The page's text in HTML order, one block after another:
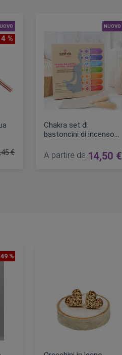
%
€
NUOVO
Chakra set di
bastoncini di incenso
A partire da 14,50 €
%